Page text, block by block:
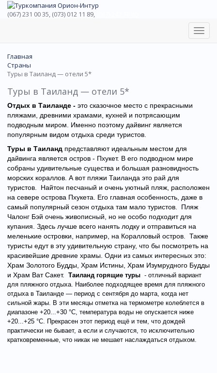
(067) 231 00 35, (073) 012 11 89,
Главная
Страны
Туры в Таиланд — отели 5*
Туры в Таиланд — отели 5*
Отдых в Таиланде - это сказочное место с прекрасными
пляжами, древними храмами, кухней и потрясающим
подводным миром. Именно поэтому дайвинг является
популярным видом отдыха среди туристов.
Туры в Таиланд представляют идеальным местом для
дайвинга является остров - Пхукет. В его подводном мире
собраны удивительные существа и большая разновидность
морских кораллов. А вот пляжи Таиланда это рай для
туристов. Найтон песчаный и очень уютный пляж, расположен
на севере острова Пхукета. Его главная особенность, даже в
самый популярный сезон отдыха там мало туристов. Пляж
Чалонг Бэй очень живописный, но не особо подходит для
купания. Здесь лучше всего нанять лодку и отправиться на
меленькие островки, например, на Коралловый остров. Также
туристы едут в эту удивительную страну, что бы посмотреть на
красивейшие древние храмы. Одни из самых интересных это:
Храм Золотого Будды, Храм Истины, Храм Изумрудного Будды
и Храм Ват Сакет. Таиланд горящие туры - отличный вариант
для пляжного отдыха. Наиболее подходящее время для пляжного
отдыха в Таиланде — период с сентября до марта, когда нет
сильной жары. В эти месяцы отметка на термометре колеблется в
диапазоне +20...+30 °С, температура воды не опускается ниже
+20...+25 °C. Прекрасен этот период ещё и тем, что дождей
практически не бывает, а если и случаются, то исключительно
кратковременные, что никак не мешает наслаждаться отдыхом.